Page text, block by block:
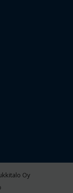
Oy